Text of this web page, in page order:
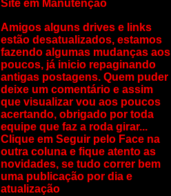
Site em Manutenção
Amigos alguns drives e links
estão desatualizados, estamos
fazendo algumas mudanças aos
poucos, já inicio repaginando
antigas postagens. Quem puder
deixe um comentário e assim
que visualizar vou aos poucos
acertando, obrigado por toda
equipe que faz a roda girar...
Clique em Seguir pelo Face na
outra coluna e fique atento as
novidades, se tudo correr bem
uma publicação por dia e
atualização